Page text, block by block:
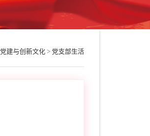
党建与创新文化 > 党支部生活